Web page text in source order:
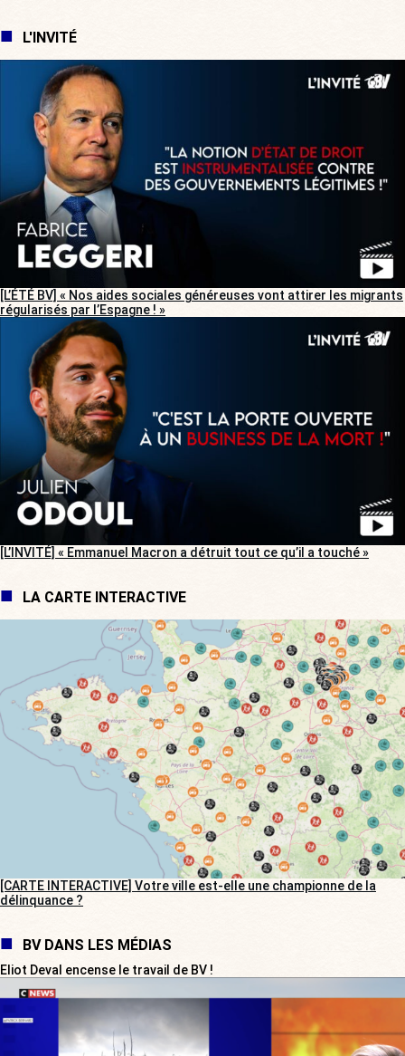
L'INVITÉ
[L’ÉTÉ BV] « Nos aides sociales généreuses vont attirer les migrants
régularisés par l’Espagne ! »
[L’INVITÉ] « Emmanuel Macron a détruit tout ce qu’il a touché »
LA CARTE INTERACTIVE
[CARTE INTERACTIVE] Votre ville est-elle une championne de la
délinquance ?
BV DANS LES MÉDIAS
Eliot Deval encense le travail de BV !